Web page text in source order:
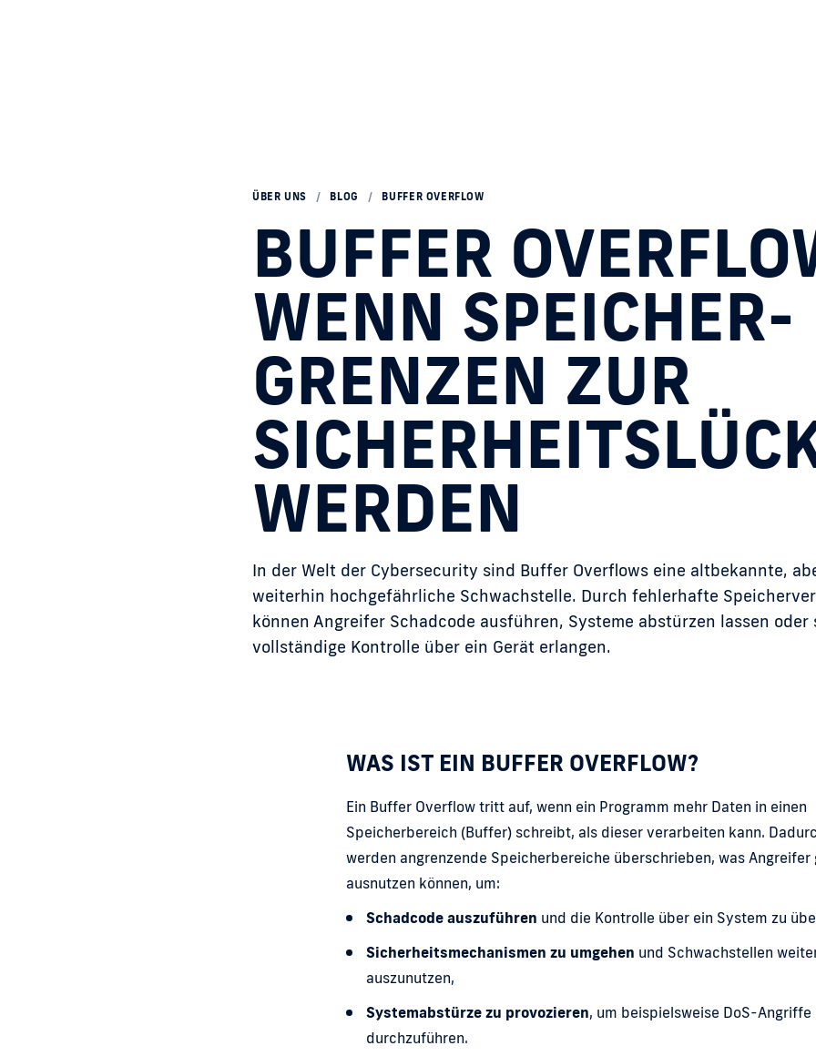
ÜBER UNS / BLOG / BUFFER OVERFLOW
BUFFER
WENN SPEICHER­
GRENZEN ZUR
WERDEN
In der Welt der Cybersecurity sind Buffer Overflows eine altbekannte,
weiterhin hochgefährliche Schwachstelle. Durch fehlerhafte
können Angreifer Schadcode ausführen, Systeme abstürzen lassen oder
vollständige Kontrolle über ein Gerät erlangen.
WAS IST EIN BUFFER OVERFLOW?
Ein Buffer Overflow tritt auf, wenn ein Programm mehr Daten in einen
Speicherbereich (Buffer) schreibt, als dieser verarbeiten kann.
werden angrenzende Speicherbereiche überschrieben, was Angreifer
ausnutzen können, um:
Schadcode auszuführen und die Kontrolle über ein System zu
Sicherheitsmechanismen zu umgehen und Schwachstellen
auszunutzen,
Systemabstürze zu provozieren, um beispielsweise DoS-Angriffe
durchzuführen.